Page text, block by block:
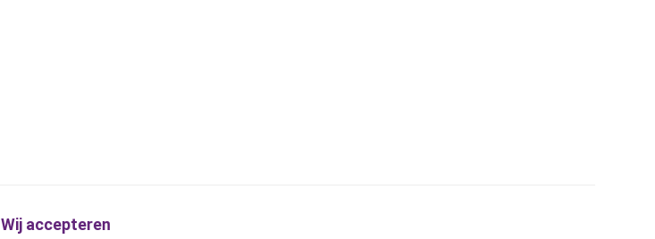
Wij accepteren